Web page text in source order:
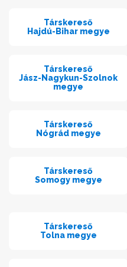
Társkereső
Hajdú-Bihar megye
Társkereső
Jász-Nagykun-Szolnok
megye
Társkereső
Nógrád megye
Társkereső
Somogy megye
Társkereső
Tolna megye